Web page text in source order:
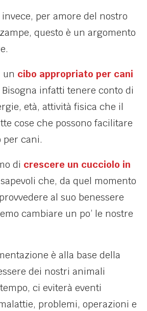
per amore del nostro
questo è un argomento
un cibo appropriato per cani
infatti tenere conto di
età, attività fisica che il
cose che possono facilitare
per cani.
di crescere un cucciolo in
che, da quel momento
al suo benessere
cambiare un po’ le nostre
è alla base della
dei nostri animali
ci eviterà eventi
problemi, operazioni e